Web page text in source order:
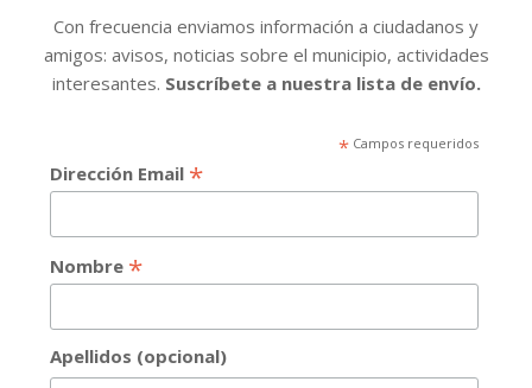
t
o
Con frecuencia enviamos información a ciudadanos y
amigos: avisos, noticias sobre el municipio, actividades
interesantes. Suscríbete a nuestra lista de envío.
*Campos requeridos
Dirección Email *
Nombre *
Apellidos (opcional)